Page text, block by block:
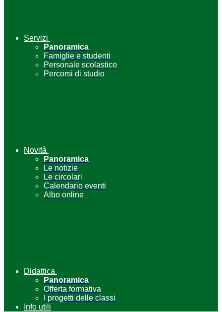
Servizi
Panoramica
Famiglie e studenti
Personale scolastico
Percorsi di studio
Novità
Panoramica
Le notizie
Le circolari
Calendario eventi
Albo online
Didattica
Panoramica
Offerta formativa
I progetti delle classi
Info utili